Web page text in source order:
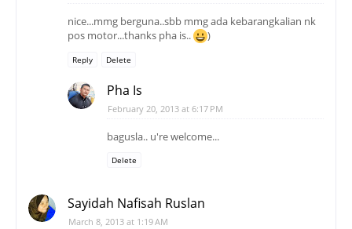
nice...mmg berguna..sbb mmg ada kebarangkalian nk
pos motor...thanks pha is..
)
Reply Delete
Pha Is
February 20, 2013 at 6:17 PM
bagusla.. u're welcome...
Delete
Sayidah Nafisah Ruslan
March 8, 2013 at 1:19 AM